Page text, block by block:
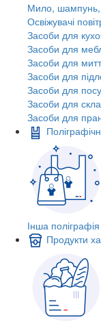
Мило,
Освіжувачі
Засоби для
Засоби для
Засоби для
Засоби для
Засоби для
Засоби для скла
Засоби для
Інша
Продукти